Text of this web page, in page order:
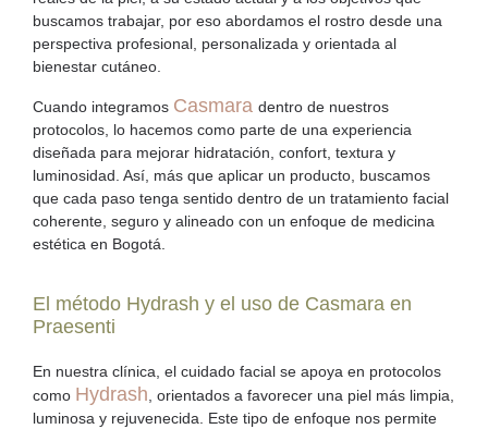
buscamos trabajar, por eso abordamos el rostro desde una
perspectiva profesional, personalizada y orientada al
bienestar cutáneo.
Cuando integramos Casmara dentro de nuestros
protocolos, lo hacemos como parte de una experiencia
diseñada para mejorar hidratación, confort, textura y
luminosidad. Así, más que aplicar un producto, buscamos
que cada paso tenga sentido dentro de un tratamiento facial
coherente, seguro y alineado con un enfoque de medicina
estética en Bogotá
El método Hydrash y el uso de Casmara en
Praesenti
En nuestra clínica, el cuidado facial se apoya en protocolos
como Hydrash, orientados a favorecer una piel más limpia,
luminosa y rejuvenecida. Este tipo de enfoque nos permite